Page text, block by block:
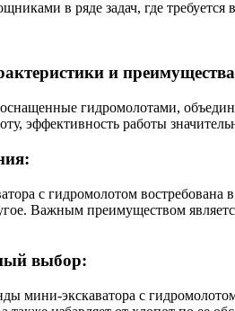
в ряде задач, где требуется
и
гидромолотами,
эффективность работы
с гидромолотом
Важным преимуществом
выбор:
мини-экскаватора с